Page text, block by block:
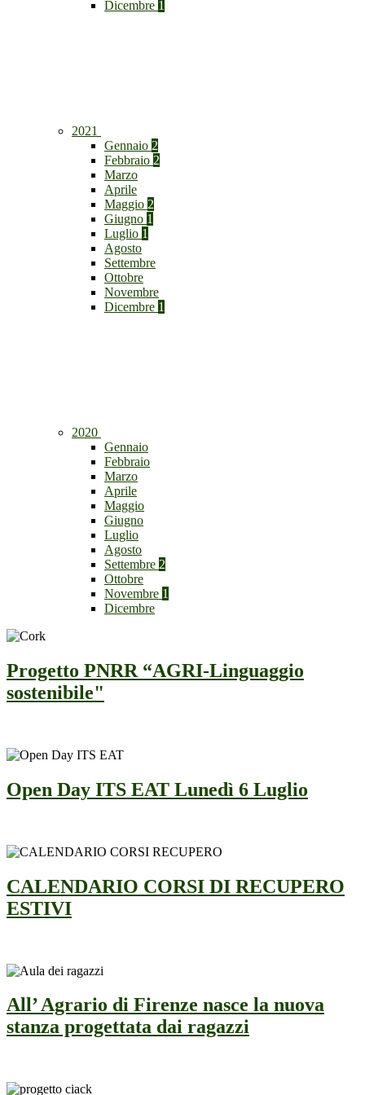
Dicembre 1
2021
Gennaio 2
Febbraio 2
Marzo
Aprile
Maggio 2
Giugno 1
Luglio 1
Agosto
Settembre
Ottobre
Novembre
Dicembre 1
2020
Gennaio
Febbraio
Marzo
Aprile
Maggio
Giugno
Luglio
Agosto
Settembre 2
Ottobre
Novembre 1
Dicembre
Progetto PNRR “AGRI-Linguaggio
sostenibile"
Open Day ITS EAT Lunedì 6 Luglio
CALENDARIO CORSI DI RECUPERO
ESTIVI
All’ Agrario di Firenze nasce la nuova
stanza progettata dai ragazzi